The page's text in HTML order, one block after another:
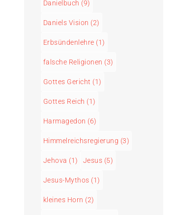
Danielbuch (9)
Daniels Vision (2)
Erbsündenlehre (1)
falsche Religionen (3)
Gottes Gericht (1)
Gottes Reich (1)
Harmagedon (6)
Himmelreichsregierung (3)
Jehova (1) Jesus (5)
Jesus-Mythos (1)
kleines Horn (2)